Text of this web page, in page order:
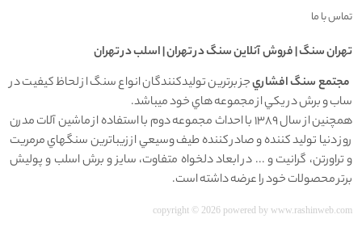
تماس با ما
تهران سنگ | فروش آنلاين سنگ در تهران | اسلب در تهران
مجتمع سنگ افشاريجز برترين توليدکنندگان انواع سنگ از لحاظ کيفيت در
ساب و برش در يکي از مجموعه هاي خود ميباشد.
همچنين از سال 1389 با احداث مجموعه دوم با استفاده از ماشين آلات مدرن
روز دنيا توليد کننده و صادر کننده طيف وسيعي از زيباترين سنگهاي مرمريت
و تراورتن، گرانيت و ... در ابعاد دلخواه متفاوت، سايز و برش اسلب و پوليش
برتر محصولات خود را عرضه داشته است.
copyright © 2026 powered by www.rashinweb.com